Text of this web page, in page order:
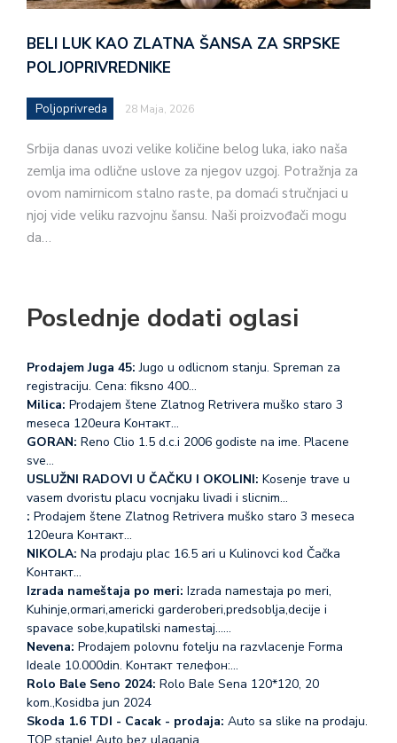
BELI LUK KAO ZLATNA ŠANSA ZA SRPSKE
POLJOPRIVREDNIKE
Poljoprivreda 28 Maja, 2026
Srbija danas uvozi velike količine belog luka, iako naša
zemlja ima odlične uslove za njegov uzgoj. Potražnja za
ovom namirnicom stalno raste, pa domaći stručnjaci u
njoj vide veliku razvojnu šansu. Naši proizvođači mogu
da…
Poslednje dodati oglasi
Prodajem Juga 45: Jugo u odlicnom stanju. Spreman za
registraciju. Cena: fiksno 400…
Milica: Prodajem štene Zlatnog Retrivera muško staro 3
meseca 120eura Koнтакт…
GORAN: Reno Clio 1.5 d.c.i 2006 godiste na ime. Placene
sve…
USLUŽNI RADOVI U ČAČKU I OKOLINI: Kosenje trave u
vasem dvoristu placu vocnjaku livadi i slicnim…
: Prodajem štene Zlatnog Retrivera muško staro 3 meseca
120eura Koнтакт…
NIKOLA: Na prodaju plac 16.5 ari u Kulinovci kod Čačka
Koнтакт…
Izrada nameštaja po meri: Izrada namestaja po meri,
Kuhinje,ormari,americki garderoberi,predsoblja,decije i
spavace sobe,kupatilski namestaj...…
Nevena: Prodajem polovnu fotelju na razvlacenje Forma
Ideale 10.000din. Koнтакт телефон:…
Rolo Bale Seno 2024: Rolo Bale Sena 120*120, 20
kom.,Kosidba jun 2024
Skoda 1.6 TDI - Cacak - prodaja: Auto sa slike na prodaju.